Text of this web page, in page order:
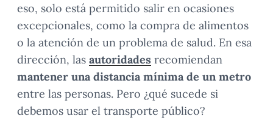
eso, solo está permitido salir en ocasiones
excepcionales, como la compra de alimentos
o la atención de un problema de salud. En esa
dirección, las autoridades recomiendan
mantener una distancia mínima de un metro
entre las personas. Pero ¿qué sucede si
debemos usar el transporte público?